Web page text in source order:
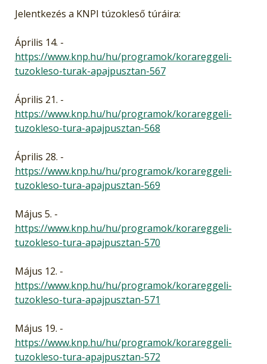
Jelentkezés a KNPI túzokleső túráira:
Április 14. -
https://www.knp.hu/hu/programok/korareggeli-
tuzokleso-turak-apajpusztan-567
Április 21. -
https://www.knp.hu/hu/programok/korareggeli-
tuzokleso-tura-apajpusztan-568
Április 28. -
https://www.knp.hu/hu/programok/korareggeli-
tuzokleso-tura-apajpusztan-569
Május 5. -
https://www.knp.hu/hu/programok/korareggeli-
tuzokleso-tura-apajpusztan-570
Május 12. -
https://www.knp.hu/hu/programok/korareggeli-
tuzokleso-tura-apajpusztan-571
Május 19. -
https://www.knp.hu/hu/programok/korareggeli-
tuzokleso-tura-apajpusztan-572